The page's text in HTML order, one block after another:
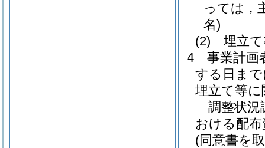
っては，
名)
(2)
埋立
4
事業計画
する日ま
埋立て等
「調整状
おける配
(同意書を